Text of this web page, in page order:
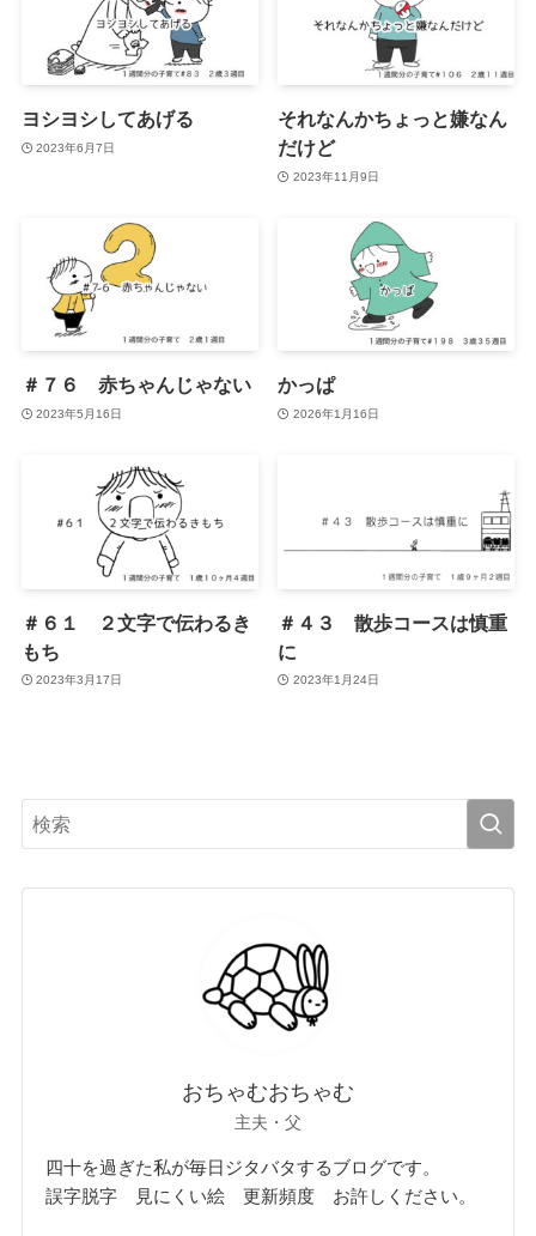
ヨシヨシしてあげる
2023年6月7日
それなんかちょっと嫌なん
だけど
2023年11月9日
＃７６ 赤ちゃんじゃない
2023年5月16日
かっぱ
2026年1月16日
＃６１ ２文字で伝わるき
もち
2023年3月17日
＃４３ 散歩コースは慎重
に
2023年1月24日
おちゃむおちゃむ
主夫・父
四十を過ぎた私が毎日ジタバタするブログです。
誤字脱字 見にくい絵 更新頻度 お許しください。